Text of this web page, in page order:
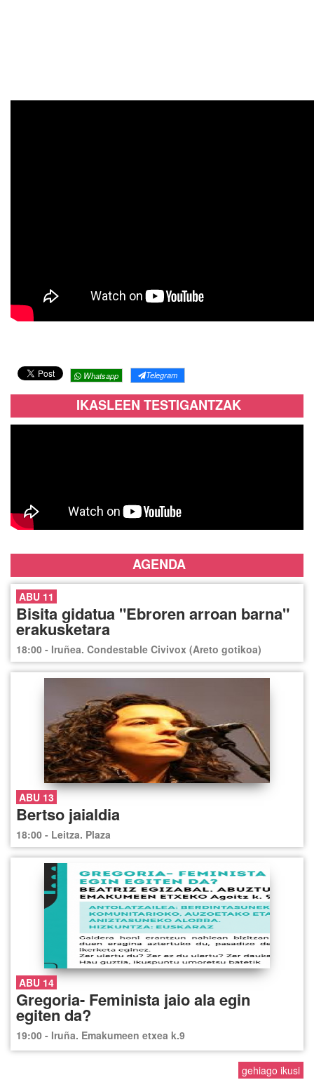
Whatsapp Telegram
IKASLEEN TESTIGANTZAK
AGENDA
ABU 11
Bisita gidatua "Ebroren arroan barna"
erakusketara
18:00 - Iruñea. Condestable Civivox (Areto gotikoa)
ABU 13
Bertso jaialdia
18:00 - Leitza. Plaza
ABU 14
Gregoria- Feminista jaio ala egin
egiten da?
19:00 - Iruña. Emakumeen etxea k.9
gehiago ikusi